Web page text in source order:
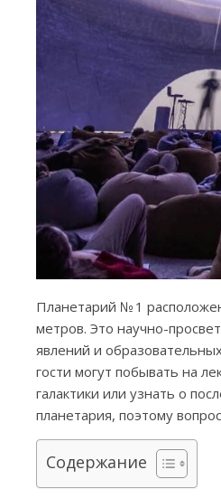
Планетарий № 1
метров. Это научно-
явлений и
гости могут побывать на
галактики или узнать о
планетария, поэтому
Содержание